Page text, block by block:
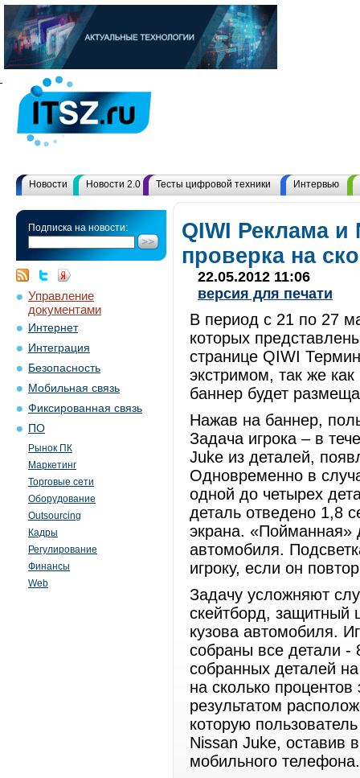
Новости Новости 2.0 Тесты цифровой техники Интервью
Подписка на новости:
Управление
документами
Интернет
Интеграция
Безопасность
Мобильная связь
Фиксированная связь
ПО
Рынок ПК
Маркетинг
Торговые сети
Оборудование
Outsourcing
Кадры
Регулирование
Финансы
Web
QIWI Реклама и
проверка на
22.05.2012 11:06
версия для печати
В период с 21 по 27
которых
странице QIWI
экстримом, так же
баннер будет
Нажав на баннер,
Задача игрока – в
Juke из деталей,
Одновременно в
одной до четырех
деталь отведено 1,8
экрана. «Пойманная»
автомобиля.
игроку, если он
Задачу усложняют
скейтборд, защитный
кузова автомобиля.
собраны все детали -
собранных деталей
на сколько
результатом
которую
Nissan Juke, оставив
мобильного телефона.